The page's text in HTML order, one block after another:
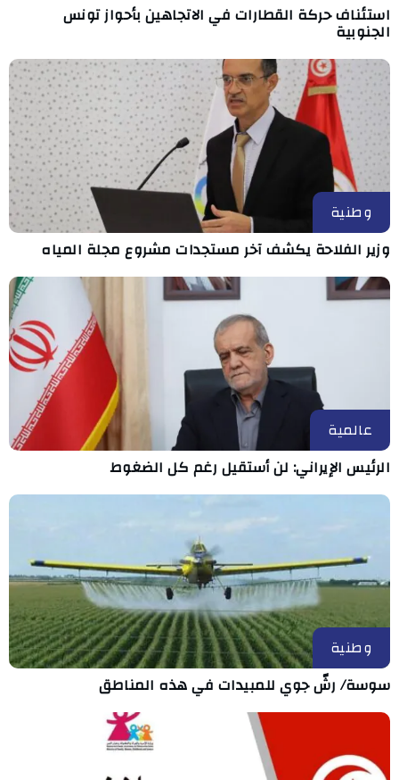
استئناف حركة القطارات في الاتجاهين بأحواز تونس
الجنوبية
وطنية
وزير الفلاحة يكشف آخر مستجدات مشروع مجلة المياه
عالمية
الرئيس الإيراني: لن أستقيل رغم كل الضغوط
وطنية
سوسة/ رشّ جوي للمبيدات في هذه المناطق